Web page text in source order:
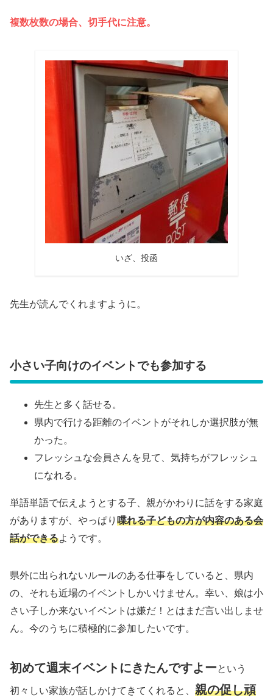
複数枚数の場合、切手代に注意。
いざ、投函
先生が読んでくれますように。
小さい子向けのイベントでも参加する
先生と多く話せる。
県内で行ける距離のイベントがそれしか選択肢が無
かった。
フレッシュな会員さんを見て、気持ちがフレッシュ
になれる。
単語単語で伝えようとする子、親がかわりに話をする家庭
がありますが、やっぱり 喋れる子どもの方が内容のある会
話ができるようです。
県外に出られないルールのある仕事をしていると、県内
の、それも近場のイベントしかいけません。幸い、娘は小
さい子しか来ないイベントは嫌だ！とはまだ言い出しませ
ん。今のうちに積極的に参加したいです。
初めて週末イベントにきたんですよーという
初々しい家族が話しかけてきてくれると、 親の促し頑